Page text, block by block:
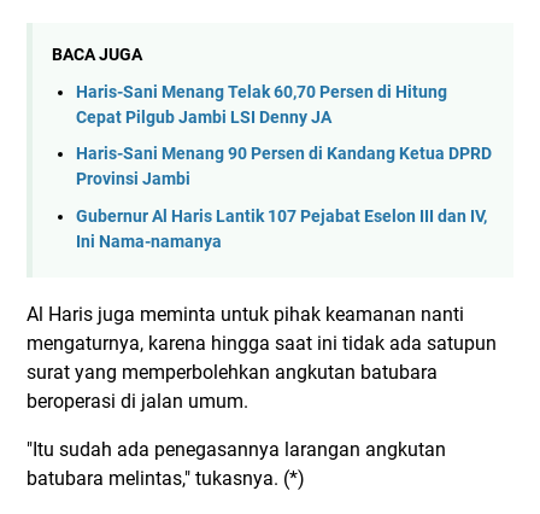
BACA JUGA
Haris-Sani Menang Telak 60,70 Persen di Hitung
Cepat Pilgub Jambi LSI Denny JA
Haris-Sani Menang 90 Persen di Kandang Ketua DPRD
Provinsi Jambi
Gubernur Al Haris Lantik 107 Pejabat Eselon III dan IV,
Ini Nama-namanya
Al Haris juga meminta untuk pihak keamanan nanti
mengaturnya, karena hingga saat ini tidak ada satupun
surat yang memperbolehkan angkutan batubara
beroperasi di jalan umum.
"Itu sudah ada penegasannya larangan angkutan
batubara melintas," tukasnya. (*)